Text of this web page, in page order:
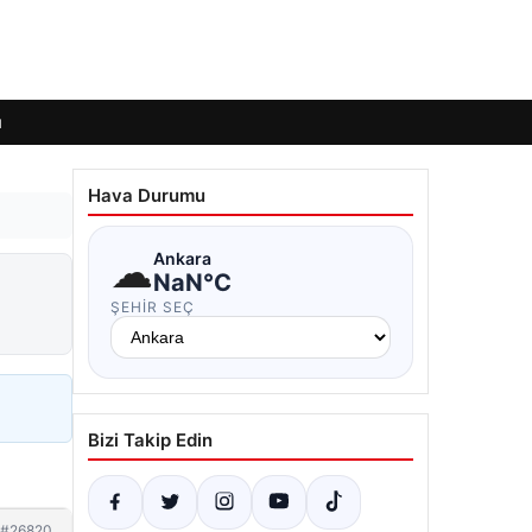
Hava Durumu
☁Ankara
NaN°C
ŞEHIR SEÇ
Bizi Takip Edin